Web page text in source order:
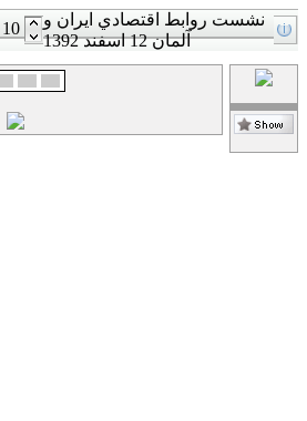
10
نشست روابط اقتصادي ايران و
آلمان 12 اسفند 1392